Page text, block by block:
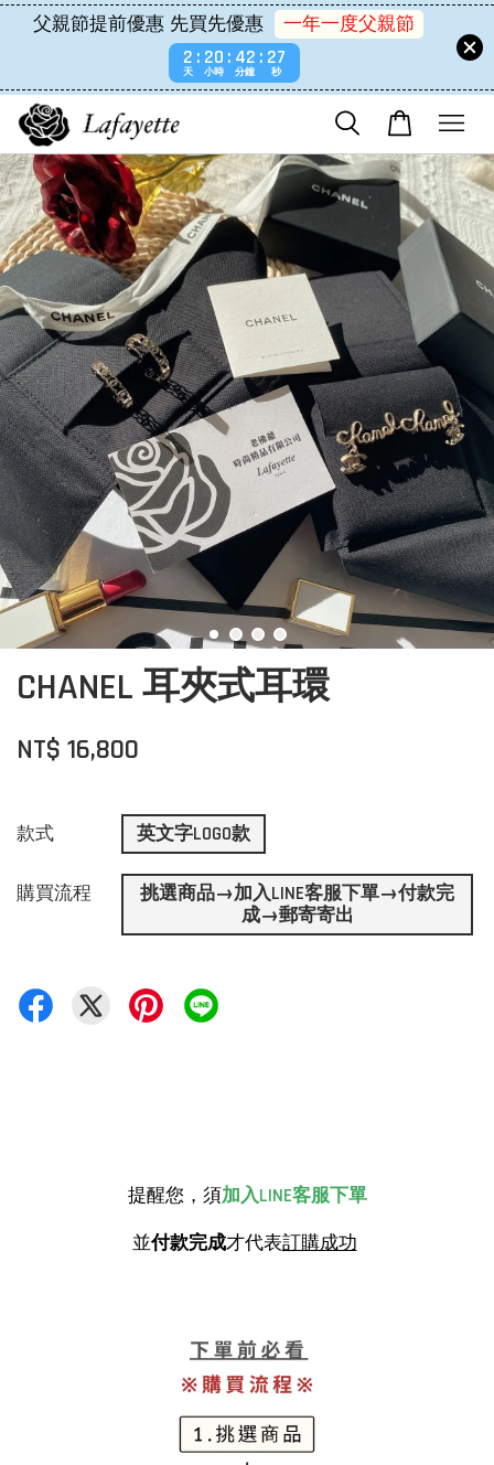
父親節提前優惠 先買先優惠
一年一度父親節
2
天
20
小時
42
分鐘
26
秒
CHANEL 耳夾式耳環
NT$ 16,800
款式 英文字LOGO款
購買流程
挑選商品→加入LINE客服下單→付款完
成→郵寄寄出
提醒您，須加入LINE客服下單
並付款完成才代表訂購成功